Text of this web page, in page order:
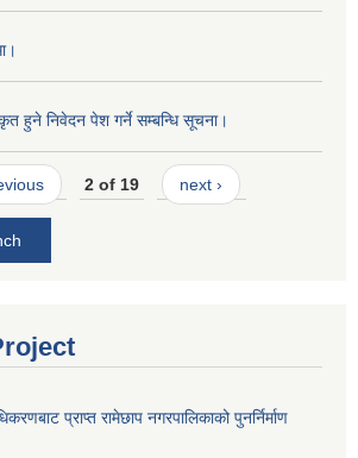
हुने निवेदन पेश गर्ने सम्बन्धि सूचना।
2 of 19 next ›
प्राप्त रामेछाप नगरपालिकाको पुनर्निर्माण